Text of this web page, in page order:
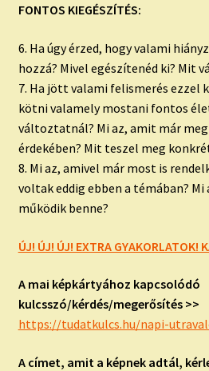
FONTOS KIEGÉSZÍTÉS:
6. Ha úgy érzed, hogy valami
hozzá? Mivel egészítenéd ki? Mit
7. Ha jött valami felismerés ezzel
kötni valamely mostani fontos
változtatnál? Mi az, amit már
érdekében? Mit teszel meg
8. Mi az, amivel már most is
voltak eddig ebben a témában?
működik benne?
ÚJ! ÚJ! ÚJ! EXTRA GYAKORLATOK!
A mai képkártyához kapcsolódó
kulcsszó/kérdés/megerősítés >>
https://tudatkulcs.hu/napi-
A címet, amit a képnek adtál,